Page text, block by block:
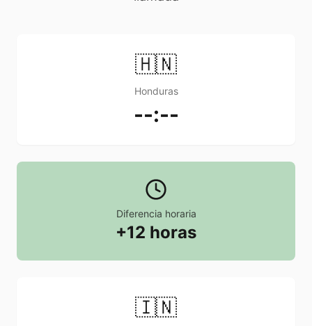
🇭🇳
Honduras
--:--
Diferencia horaria
+12 horas
🇮🇳